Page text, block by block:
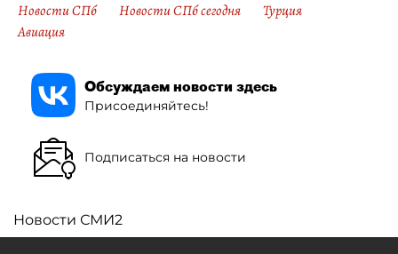
Новости СПб
Новости СПб сегодня
Турция
Авиация
Обсуждаем новости здесь
Присоединяйтесь!
Подписаться на новости
Новости СМИ2